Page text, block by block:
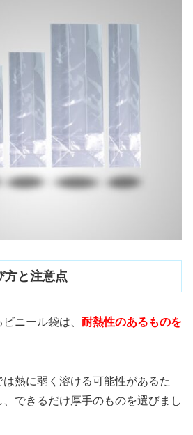
方と注意点
ニール袋は、 耐熱性のあるものを
熱に弱く溶ける可能性があるた
できるだけ厚手のものを選びまし